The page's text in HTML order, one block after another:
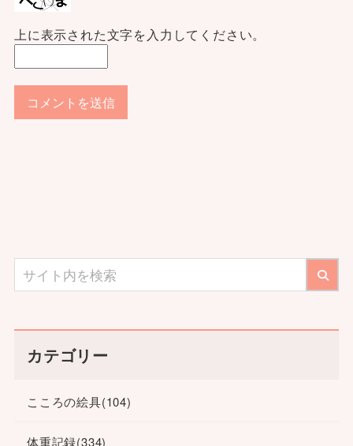
上に表示された文字を入力してください。
カテゴリー
こころの絵具(104)
体重記録(334)